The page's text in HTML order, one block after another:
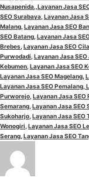
Nusapenida Layanan Jasa
SEO Surabaya Layanan Jasa
Malang Layanan Jasa SEO
SEO Batang Layanan Jasa
Brebes Layanan Jasa SEO
Purwodadi Layanan Jasa SEO
Kebumen Layanan Jasa SEO
Layanan Jasa SEO Magelang
Layanan Jasa SEO Pemalang
Purworejo Layanan Jasa SEO
Semarang Layanan Jasa SEO
Sukoharjo Layanan Jasa SEO
Wonogiri Layanan Jasa SEO
Serang Layanan Jasa SEO